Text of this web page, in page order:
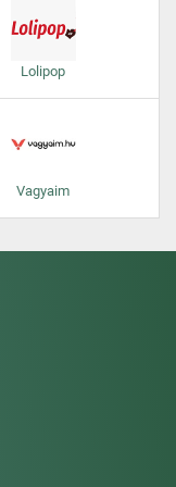
Lolipop
Vagyaim